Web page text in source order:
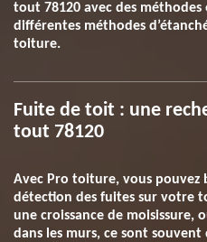
tout 78120 avec des méthodes
différentes méthodes
toiture.
Fuite de toit : une
tout 78120
Avec Pro toiture, vous pouvez
détection des fuites sur votre
une croissance de moisissure,
dans les murs, ce sont souvent